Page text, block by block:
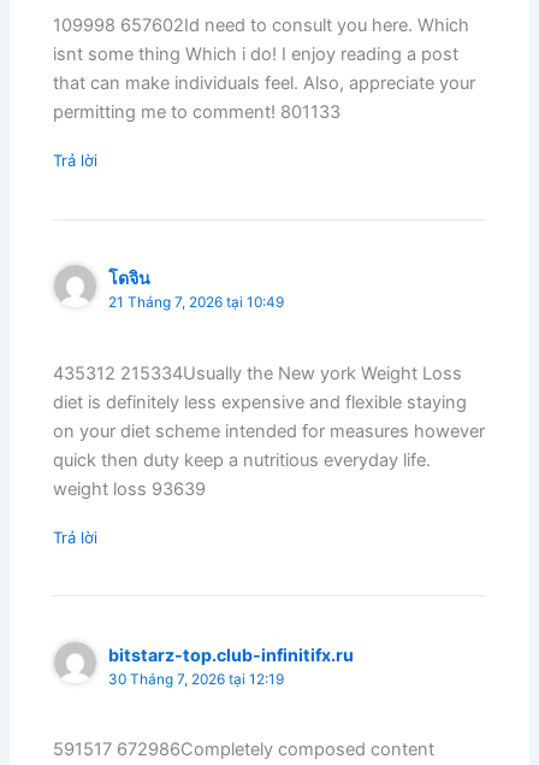
109998 657602Id need to consult you here. Which
isnt some thing Which i do! I enjoy reading a post
that can make individuals feel. Also, appreciate your
permitting me to comment! 801133
Trả lời
โดจิน
21 Tháng 7, 2026 tại 10:49
435312 215334Usually the New york Weight Loss
diet is definitely less expensive and flexible staying
on your diet scheme intended for measures however
quick then duty keep a nutritious everyday life.
weight loss 93639
Trả lời
bitstarz-top.club-infinitifx.ru
30 Tháng 7, 2026 tại 12:19
591517 672986Completely composed content